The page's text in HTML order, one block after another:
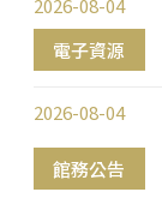
電子資源
2026-08-04
館務公告
2026-08-04